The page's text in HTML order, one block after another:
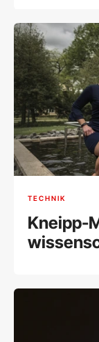
TECHNIK
Kneipp-